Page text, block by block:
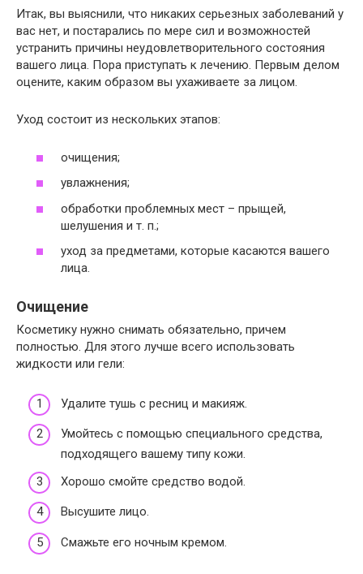
Итак, вы выяснили, что никаких серьезных заболеваний у
вас нет, и постарались по мере сил и возможностей
устранить причины неудовлетворительного состояния
вашего лица. Пора приступать к лечению. Первым делом
оцените, каким образом вы ухаживаете за лицом.
Уход состоит из нескольких этапов:
очищения;
увлажнения;
обработки проблемных мест – прыщей,
шелушения и т. п.;
уход за предметами, которые касаются вашего
лица.
Очищение
Косметику нужно снимать обязательно, причем
полностью. Для этого лучше всего использовать
жидкости или гели:
Удалите тушь с ресниц и макияж.
Умойтесь с помощью специального средства,
подходящего вашему типу кожи.
Хорошо смойте средство водой.
Высушите лицо.
Смажьте его ночным кремом.